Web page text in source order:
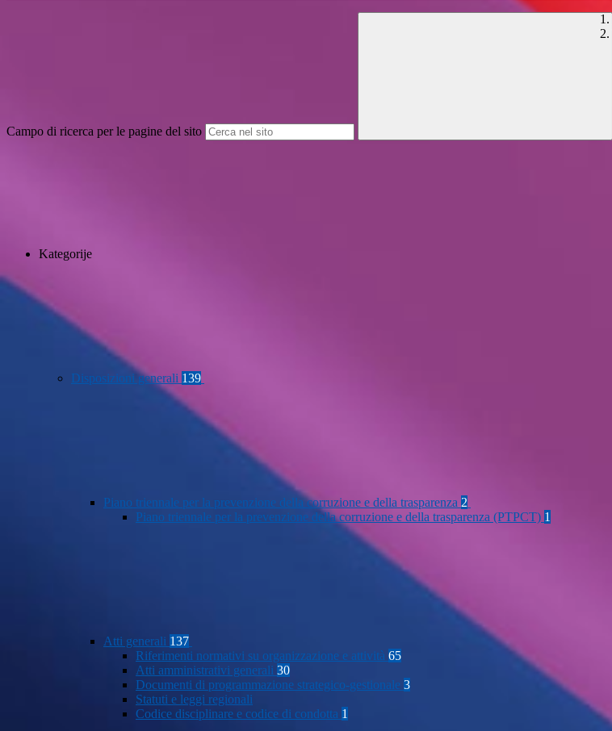
Campo di ricerca per le pagine del sito
Kategorije
Disposizioni generali 139
Piano triennale per la prevenzione della corruzione e della trasparenza 2
Piano triennale per la prevenzione della corruzione e della trasparenza (PTPCT) 1
Atti generali 137
Riferimenti normativi su organizzazione e attività 65
Atti amministrativi generali 30
Documenti di programmazione strategico-gestionale 3
Statuti e leggi regionali
Codice disciplinare e codice di condotta 1